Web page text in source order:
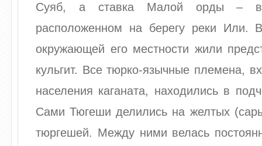
Суяб, а ставка Малой орды – в
расположенном на берегу реки Или.
окружающей его местности жили
кульгит. Все тюрко-язычные племена,
населения каганата, находились в
Сами Тюгеши делились на желтых
тюргешей. Между ними велась